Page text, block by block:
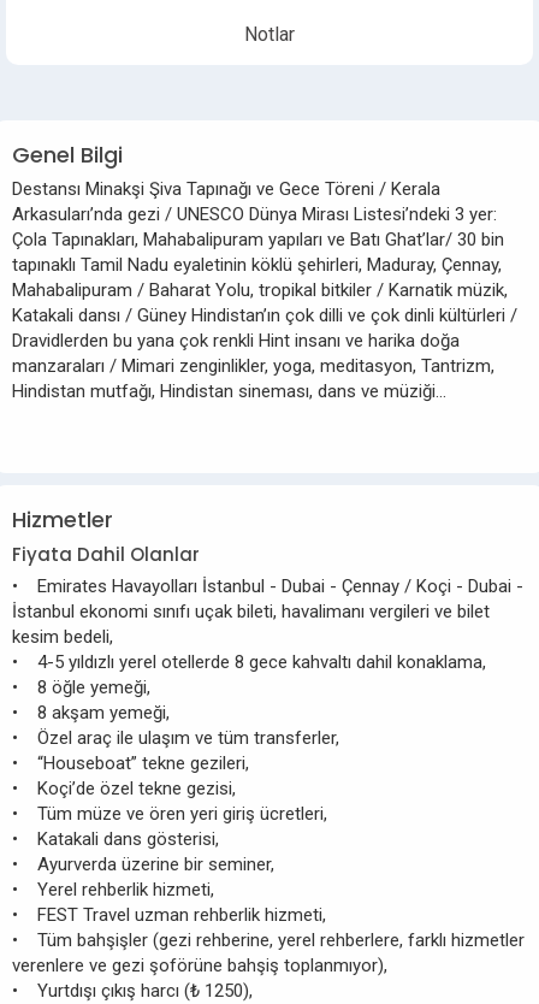
Notlar
Genel Bilgi
Destansı Minakşi Şiva Tapınağı ve Gece Töreni / Kerala
Arkasuları’nda gezi / UNESCO Dünya Mirası Listesi’ndeki 3 yer:
Çola Tapınakları, Mahabalipuram yapıları ve Batı Ghat’lar/ 30 bin
tapınaklı Tamil Nadu eyaletinin köklü şehirleri, Maduray, Çennay,
Mahabalipuram / Baharat Yolu, tropikal bitkiler / Karnatik müzik,
Katakali dansı / Güney Hindistan’ın çok dilli ve çok dinli kültürleri /
Dravidlerden bu yana çok renkli Hint insanı ve harika doğa
manzaraları / Mimari zenginlikler, yoga, meditasyon, Tantrizm,
Hindistan mutfağı, Hindistan sineması, dans ve müziği...
Hizmetler
Fiyata Dahil Olanlar
• Emirates Havayolları İstanbul - Dubai - Çennay / Koçi - Dubai -
İstanbul ekonomi sınıfı uçak bileti, havalimanı vergileri ve bilet
kesim bedeli,
• 4-5 yıldızlı yerel otellerde 8 gece kahvaltı dahil konaklama,
• 8 öğle yemeği,
• 8 akşam yemeği,
• Özel araç ile ulaşım ve tüm transferler,
• “Houseboat” tekne gezileri,
• Koçi’de özel tekne gezisi,
• Tüm müze ve ören yeri giriş ücretleri,
• Katakali dans gösterisi,
• Ayurverda üzerine bir seminer,
• Yerel rehberlik hizmeti,
• FEST Travel uzman rehberlik hizmeti,
• Tüm bahşişler (gezi rehberine, yerel rehberlere, farklı hizmetler
verenlere ve gezi şoförüne bahşiş toplanmıyor),
• Yurtdışı çıkış harcı (₺ 1250),